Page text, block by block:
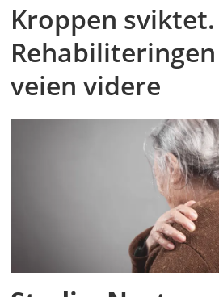
Kroppen sviktet.
veien videre